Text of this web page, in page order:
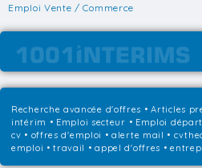
Emploi Vente / Commerce
Recherche avancée d'offres •Articles
intérim • Emploi secteur • Emploi
cv • offres d'emploi • alerte mail •
emploi • travail • appel d'offres •